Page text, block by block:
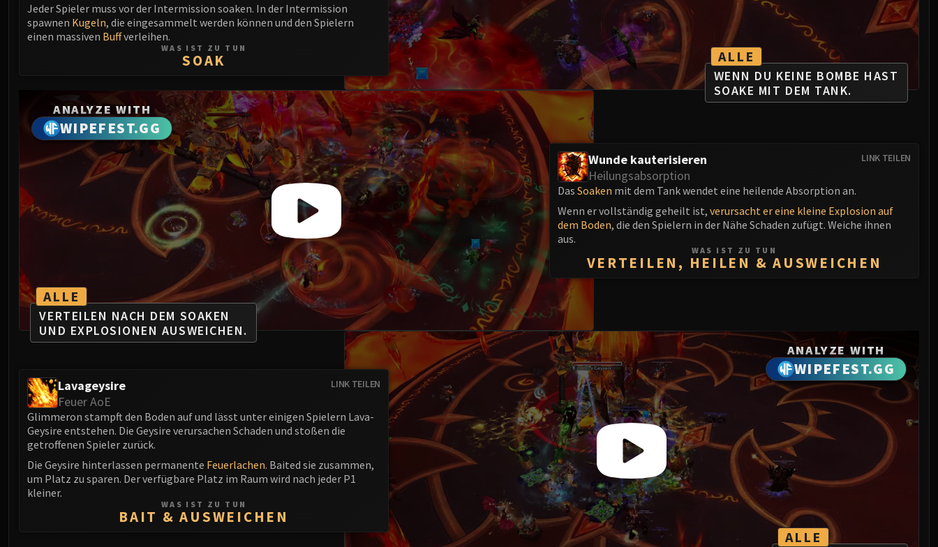
ALLE
WENN DU KEINE BOMBE HAST
SOAKE MIT DEM TANK.
Jeder Spieler muss vor der Intermission soaken. In der Intermission
spawnen Kugeln, die eingesammelt werden können und den Spielern
einen massiven Buffverleihen.
WAS IST ZU TUN
SOAK
ALLE
VERTEILEN NACH DEM SOAKEN
UND EXPLOSIONEN AUSWEICHEN.
ANALYZE WITH
WIPEFEST.GG
LINK TEILEN
Wunde kauterisieren
Heilungsabsorption
Das Soaken mit dem Tank wendet eine heilende Absorption an.
Wenn er vollständig geheilt ist, verursacht er eine kleine Explosion auf
dem Boden, die den Spielern in der Nähe Schaden zufügt. Weiche ihnen
aus.
WAS IST ZU TUN
VERTEILEN, HEILEN & AUSWEICHEN
ALLE
ANALYZE WITH
WIPEFEST.GG
LINK TEILEN
Lavageysire
Feuer AoE
Glimmeron stampft den Boden auf und lässt unter einigen Spielern Lava-
Geysire entstehen. Die Geysire verursachen Schaden und stoßen die
getroffenen Spieler zurück.
Die Geysire hinterlassen permanente Feuerlachen. Baited sie zusammen,
um Platz zu sparen. Der verfügbare Platz im Raum wird nach jeder P1
kleiner.
WAS IST ZU TUN
BAIT & AUSWEICHEN